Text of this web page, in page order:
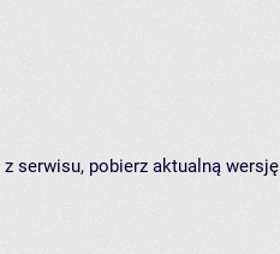
serwisu, pobierz aktualną wersję